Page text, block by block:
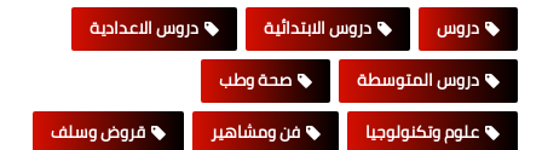
دروس
دروس الابتدائية
دروس الاعدادية
دروس المتوسطة
صحة وطب
علوم وتكنولوجيا
فن ومشاهير
قروض وسلف